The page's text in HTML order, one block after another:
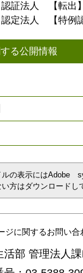
認証法人 【転
認定法人 【特例
る公開情報
ルの表示にはAdobe
方はダウンロードし
ジに関するお問い合
活部 管理法人